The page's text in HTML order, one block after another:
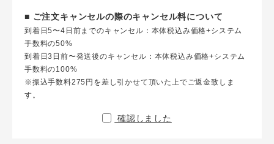
■ ご注文キャンセルの際のキャンセル料について
到着日5〜4日前までのキャンセル：本体税込み価格+システム
手数料の50%
到着日3日前〜発送後のキャンセル：本体税込み価格+システム
手数料の100%
※振込手数料275円を差し引かせて頂いた上でご返金致しま
す。
確認しました